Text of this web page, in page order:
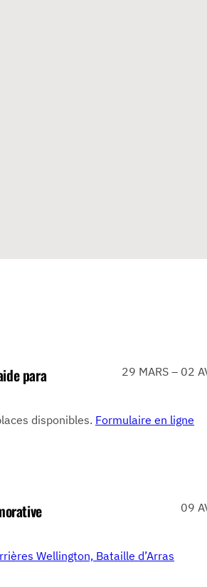
para 29 MARS – 02
disponibles. Formulaire en ligne
09
Wellington, Bataille d’Arras